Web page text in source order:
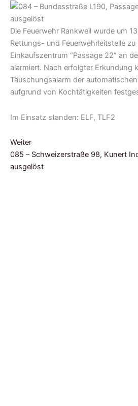
Die Feuerwehr Rankweil wurde um
Rettungs- und Feuerwehrleitstelle
Einkaufszentrum “Passage 22” an
alarmiert. Nach erfolgter Erkundung
Täuschungsalarm der
aufgrund von Kochtätigkeiten
Im Einsatz standen: ELF, TLF2
Weiter
085 – Schweizerstraße 98, Kunert
ausgelöst